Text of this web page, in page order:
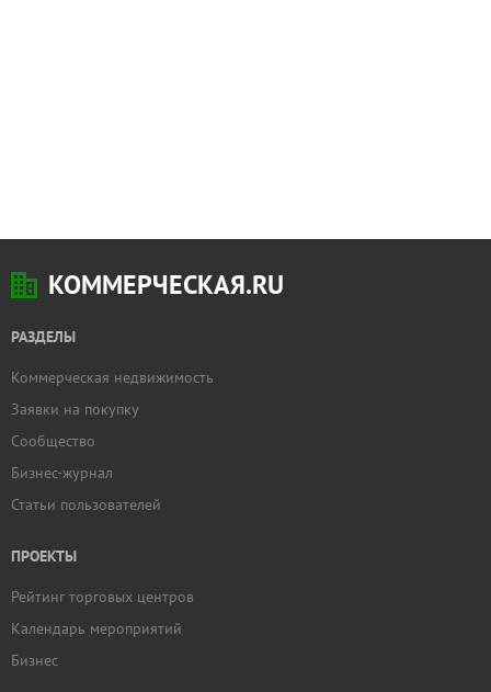
КОММЕРЧЕСКАЯ.RU
РАЗДЕЛЫ
Коммерческая недвижимость
Заявки на покупку
Сообщество
Бизнес-журнал
Статьи пользователей
ПРОЕКТЫ
Рейтинг торговых центров
Календарь мероприятий
Бизнес